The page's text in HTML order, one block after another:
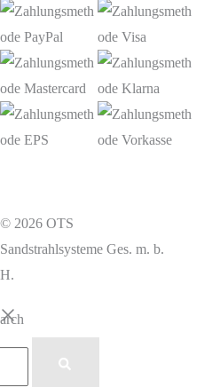
© 2026 OTS
Sandstrahlsysteme Ges. m. b.
H.